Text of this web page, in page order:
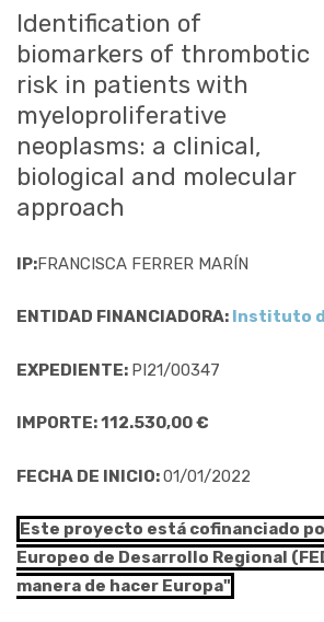
ACCESO PERSONAL
Identification of
biomarkers of thrombotic
risk in patients with
myeloproliferative
neoplasms: a clinical,
biological and molecular
approach
IP:FRANCISCA FERRER MARÍN
ENTIDAD FINANCIADORA: Instituto
EXPEDIENTE: PI21/00347
IMPORTE: 112.530,00 €
FECHA DE INICIO:01/01/2022
Este proyecto está cofinanciado
Europeo de Desarrollo Regional
manera de hacer Europa"